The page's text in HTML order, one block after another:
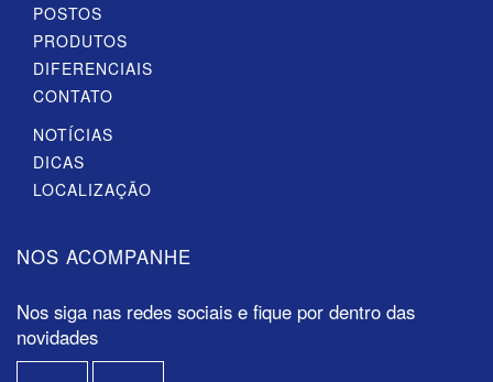
POSTOS
PRODUTOS
DIFERENCIAIS
CONTATO
NOTÍCIAS
DICAS
LOCALIZAÇÃO
NOS ACOMPANHE
Nos siga nas redes sociais e fique por dentro das
novidades